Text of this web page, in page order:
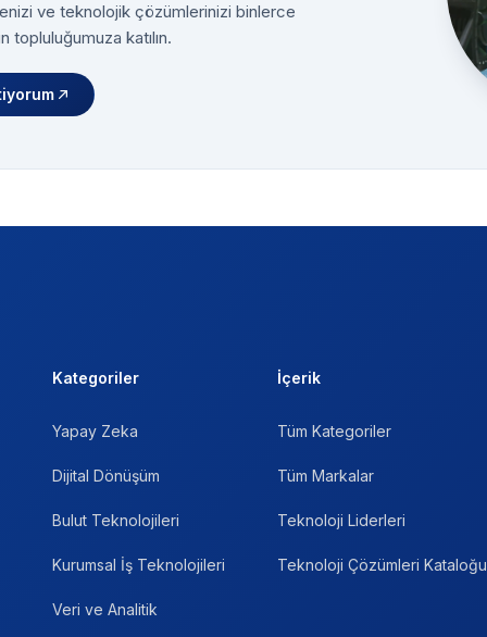
ve teknolojik çözümlerinizi binlerce
katılın.
Kategoriler
Yapay Zeka
Dijital Dönüşüm
Bulut Teknolojileri
Kurumsal İş Teknolojileri
Veri ve Analitik
İçerik
Tüm Kategoriler
Tüm Markalar
Teknoloji Liderleri
Teknoloji Çözümleri Kataloğu